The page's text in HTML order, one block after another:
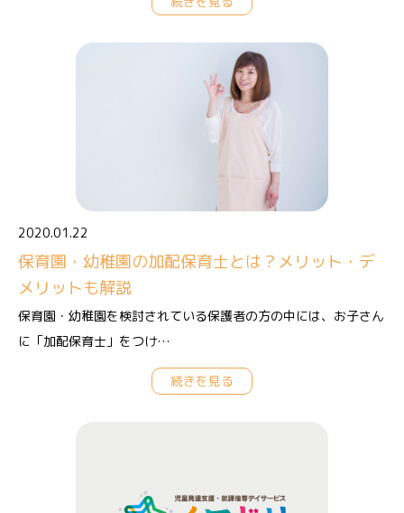
2020.01.22
保育園・幼稚園の加配保育士とは？メリット・デ
メリットも解説
保育園・幼稚園を検討されている保護者の方の中には、お子さん
に「加配保育士」をつけ…
続きを見る